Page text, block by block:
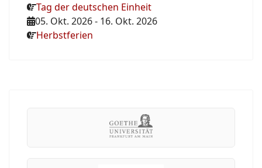
Tag der deutschen Einheit
05. Okt. 2026- 16. Okt. 2026
Herbstferien